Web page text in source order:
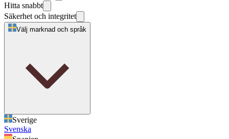
Hitta snabbt
Säkerhet och integritet
Välj marknad och språk
Sverige
Svenska